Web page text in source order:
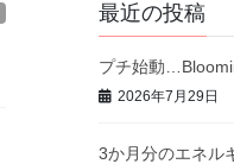
最近の投稿
プチ始動
2026年7月29日
3か月分のエネル